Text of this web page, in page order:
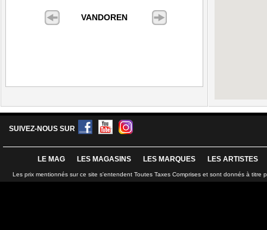
VANDOREN
SUIVEZ-NOUS SUR
LE MAG LES MAGASINS LES MARQUES LES ARTISTES
Les prix mentionnés sur ce site s'entendent Toutes Taxes Comprises et sont donnés à